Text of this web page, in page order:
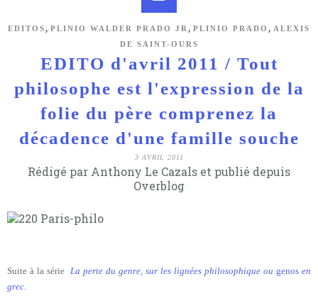
EDITOS , PLINIO WALDER PRADO JR , PLINIO PRADO , ALEXIS
DE SAINT-OURS
EDITO d'avril 2011 / Tout
philosophe est l'expression de la
folie du père comprenez la
décadence d'une famille souche
3 AVRIL 2011
Rédigé par Anthony Le Cazals et publié depuis
Overblog
Suite à la série La perte du genre, sur les lignées philosophique ou genos en
grec.